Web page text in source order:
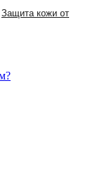
Защита кожи от